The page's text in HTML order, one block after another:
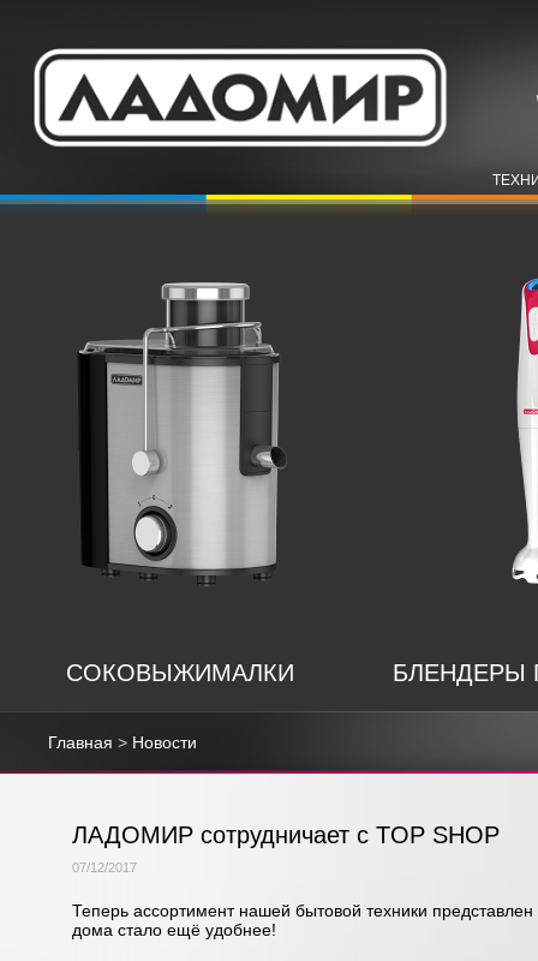
СОКОВЫЖИМАЛКИ БЛЕНДЕРЫ
Главная > Новости
ЛАДОМИР сотрудничает с TOP SHOP
07/12/2017
Теперь ассортимент нашей бытовой техники
дома стало ещё удобнее!